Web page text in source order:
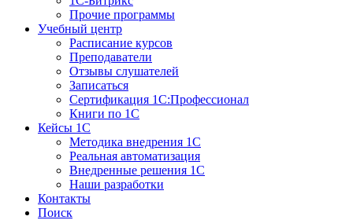
Прочие программы
Учебный центр
Расписание курсов
Преподаватели
Отзывы слушателей
Записаться
Сертификация 1С:Профессионал
Книги по 1С
Кейсы 1С
Методика внедрения 1С
Реальная автоматизация
Внедренные решения 1С
Наши разработки
Контакты
Поиск